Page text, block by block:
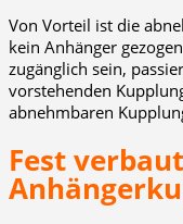
Von Vorteil ist die
kein Anhänger
zugänglich sein,
vorstehenden
abnehmbaren
Fest